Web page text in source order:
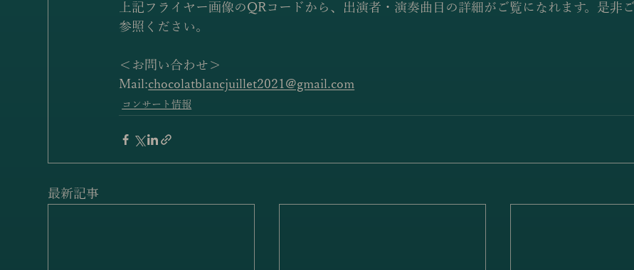
上記フライヤー画像のQRコードから、出演者・演奏曲目の詳細がご覧になれます。是非ご
参照ください。
＜お問い合わせ＞
Mail:chocolatblancjuillet2021@gmail.com
コンサート情報
最新記事